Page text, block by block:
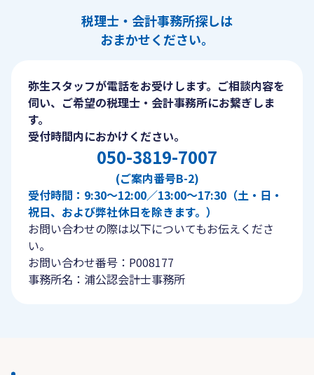
税理士・会計事務所探しは
おまかせください。
弥生スタッフが電話をお受けします。ご相談内容を
伺い、ご希望の税理士・会計事務所にお繋ぎしま
す。
受付時間内におかけください。
050-3819-7007
(ご案内番号B-2)
受付時間：9:30〜12:00／13:00〜17:30（土・日・
祝日、および弊社休日を除きます。）
お問い合わせの際は以下についてもお伝えくださ
い。
お問い合わせ番号：P008177
事務所名：浦公認会計士事務所